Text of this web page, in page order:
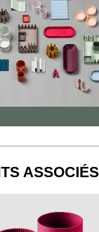
Navy
Pearl
ASSOCIÉS